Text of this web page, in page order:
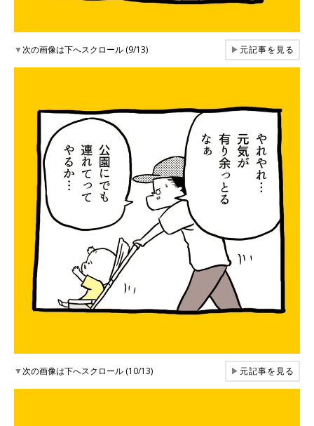
▼次の画像は下へスクロール (9/13) ▶元記事を見る
▼次の画像は下へスクロール (10/13) ▶元記事を見る